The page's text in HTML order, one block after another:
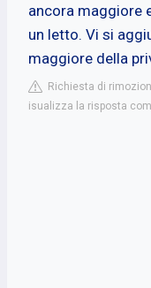
ancora maggiore
un letto. Vi si
maggiore della
Richiesta di
isualizza la risposta